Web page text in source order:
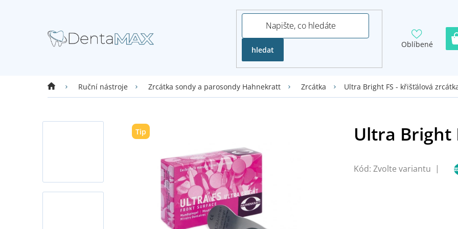
hledat
Oblíbené
Domů Ruční nástroje Zrcátka sondy a parosondy Hahnekratt Zrcátka Ultra Bright FS - křišťálová
Tip
Kód: Zvolte variantu